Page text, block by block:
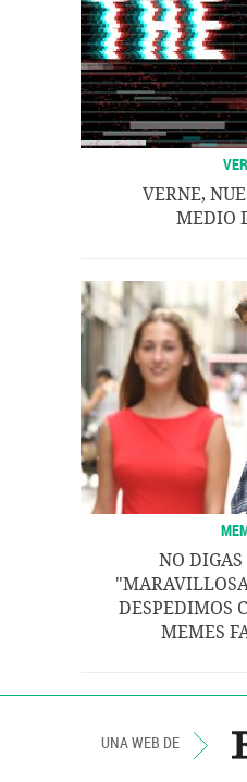
VERNE,
MEDIO
NO
DESPEDIMOS
MEMES
UNA WEB DE